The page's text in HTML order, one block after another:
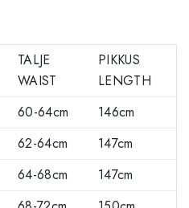
TALJE
WAIST
PIKKUS
LENGTH
60-64cm
146cm
62-64cm
147cm
64-68cm
147cm